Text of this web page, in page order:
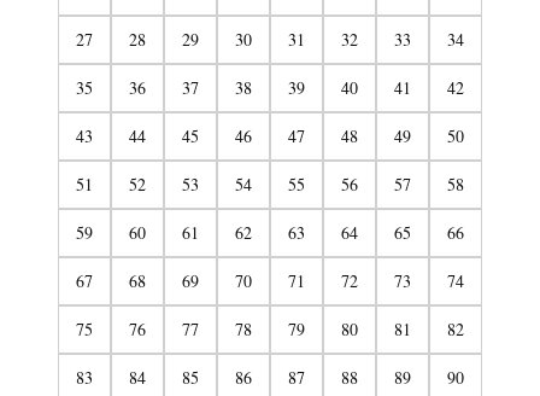
27 28 29 30 31 32 33 34
35 36 37 38 39 40 41 42
43 44 45 46 47 48 49 50
51 52 53 54 55 56 57 58
59 60 61 62 63 64 65 66
67 68 69 70 71 72 73 74
75 76 77 78 79 80 81 82
83 84 85 86 87 88 89 90